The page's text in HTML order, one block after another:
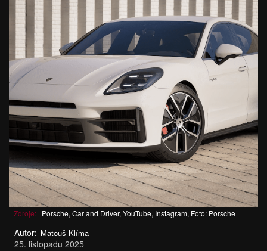
Zdroje: Porsche, Car and Driver, YouTube, Instagram, Foto: Porsche
Autor: Matouš Klíma
25. listopadu 2025